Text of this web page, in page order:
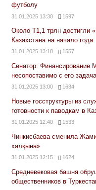
футболу
31.01.2025 13:30 1597
Около Т1,1 трлн достигли
Казахстана на начало года
31.01.2025 13:18 1557
Сенатор: Финансирование
несопоставимо с его
31.01.2025 13:00 1634
Новые госструктуры из
готовности к паводкам в
31.01.2025 12:40 1533
Чинкисбаева сменила
халқына»
31.01.2025 12:15 1624
Средневековая башня
общественников в